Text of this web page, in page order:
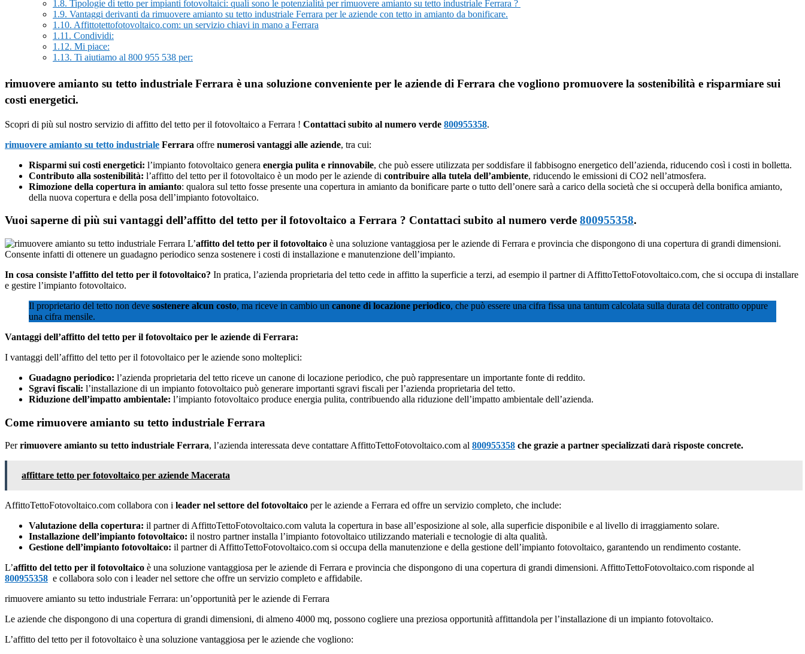
1.8. Tipologie di tetto per impianti fotovoltaici: quali sono le potenzialità per rimuovere amianto su tetto industriale Ferrara ?
1.9. Vantaggi derivanti da rimuovere amianto su tetto industriale Ferrara per le aziende con tetto in amianto da bonificare.
1.10. Affittotettofotovoltaico.com: un servizio chiavi in mano a Ferrara
1.11. Condividi:
1.12. Mi piace:
1.13. Ti aiutiamo al 800 955 538 per:
rimuovere amianto su tetto industriale Ferrara è una soluzione conveniente per le aziende di Ferrara che vogliono promuovere la sostenibilità e risparmiare sui
costi energetici.
Scopri di più sul nostro servizio di affitto del tetto per il fotovoltaico a Ferrara ! Contattaci subito al numero verde 800955358.
rimuovere amianto su tetto industriale Ferrara offre numerosi vantaggi alle aziende, tra cui:
Risparmi sui costi energetici: l’impianto fotovoltaico genera energia pulita e rinnovabile, che può essere utilizzata per soddisfare il fabbisogno energetico dell’azienda, riducendo così i costi in bolletta.
Contributo alla sostenibilità: l’affitto del tetto per il fotovoltaico è un modo per le aziende di contribuire alla tutela dell’ambiente, riducendo le emissioni di CO2 nell’atmosfera.
Rimozione della copertura in amianto: qualora sul tetto fosse presente una copertura in amianto da bonificare parte o tutto dell’onere sarà a carico della società che si occuperà della bonifica amianto,
della nuova copertura e della posa dell’impianto fotovoltaico.
Vuoi saperne di più sui vantaggi dell’affitto del tetto per il fotovoltaico a Ferrara ? Contattaci subito al numero verde 800955358.
L’affitto del tetto per il fotovoltaico è una soluzione vantaggiosa per le aziende di Ferrara e provincia che dispongono di una copertura di grandi dimensioni.
Consente infatti di ottenere un guadagno periodico senza sostenere i costi di installazione e manutenzione dell’impianto.
In cosa consiste l’affitto del tetto per il fotovoltaico? In pratica, l’azienda proprietaria del tetto cede in affitto la superficie a terzi, ad esempio il partner di AffittoTettoFotovoltaico.com, che si occupa di installare
e gestire l’impianto fotovoltaico.
Il proprietario del tetto non deve sostenere alcun costo, ma riceve in cambio un canone di locazione periodico, che può essere una cifra fissa una tantum calcolata sulla durata del contratto oppure
una cifra mensile.
Vantaggi dell’affitto del tetto per il fotovoltaico per le aziende di Ferrara:
I vantaggi dell’affitto del tetto per il fotovoltaico per le aziende sono molteplici:
Guadagno periodico: l’azienda proprietaria del tetto riceve un canone di locazione periodico, che può rappresentare un importante fonte di reddito.
Sgravi fiscali: l’installazione di un impianto fotovoltaico può generare importanti sgravi fiscali per l’azienda proprietaria del tetto.
Riduzione dell’impatto ambientale: l’impianto fotovoltaico produce energia pulita, contribuendo alla riduzione dell’impatto ambientale dell’azienda.
Come rimuovere amianto su tetto industriale Ferrara
Perrimuovere amianto su tetto industriale Ferrara, l’azienda interessata deve contattare AffittoTettoFotovoltaico.com al 800955358 che grazie a partner specializzati darà risposte concrete.
affittare tetto per fotovoltaico per aziende Macerata
AffittoTettoFotovoltaico.com collabora con i leader nel settore del fotovoltaico per le aziende a Ferrara ed offre un servizio completo, che include:
Valutazione della copertura: il partner di AffittoTettoFotovoltaico.com valuta la copertura in base all’esposizione al sole, alla superficie disponibile e al livello di irraggiamento solare.
Installazione dell’impianto fotovoltaico: il nostro partner installa l’impianto fotovoltaico utilizzando materiali e tecnologie di alta qualità.
Gestione dell’impianto fotovoltaico: il partner di AffittoTettoFotovoltaico.com si occupa della manutenzione e della gestione dell’impianto fotovoltaico, garantendo un rendimento costante.
L’affitto del tetto per il fotovoltaico è una soluzione vantaggiosa per le aziende di Ferrara e provincia che dispongono di una copertura di grandi dimensioni. AffittoTettoFotovoltaico.com risponde al
800955358 e collabora solo con i leader nel settore che offre un servizio completo e affidabile.
rimuovere amianto su tetto industriale Ferrara: un’opportunità per le aziende di Ferrara
Le aziende che dispongono di una copertura di grandi dimensioni, di almeno 4000 mq, possono cogliere una preziosa opportunità affittandola per l’installazione di un impianto fotovoltaico.
L’affitto del tetto per il fotovoltaico è una soluzione vantaggiosa per le aziende che vogliono: